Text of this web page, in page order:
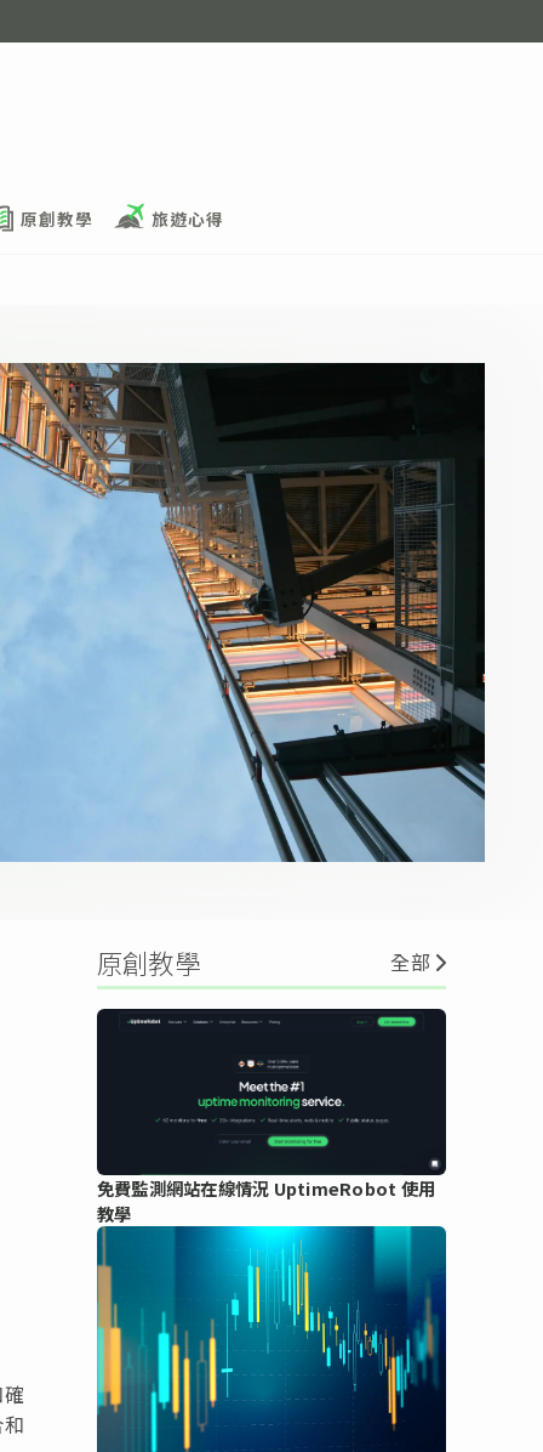
原創教學 旅遊心得
原創教學 全部
免費監測網站在線情況 UptimeRobot 使用
教學